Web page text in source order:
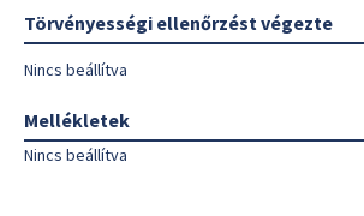
Törvényességi ellenőrzést végezte
Nincs beállítva
Mellékletek
Nincs beállítva